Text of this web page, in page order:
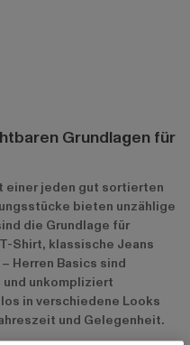
EUR
Grundlagen für
einer jeden gut sortierten
bieten unzählige
die Grundlage für
Shirt, klassische Jeans
Herren Basics sind
unkompliziert
in verschiedene Looks
und Gelegenheit.